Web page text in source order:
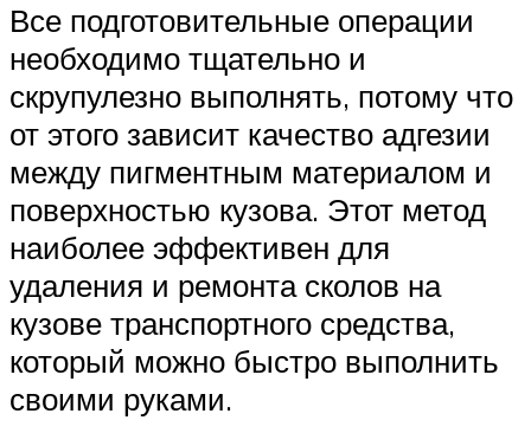
Все подготовительные операции
необходимо тщательно и
скрупулезно выполнять, потому что
от этого зависит качество адгезии
между пигментным материалом и
поверхностью кузова. Этот метод
наиболее эффективен для
удаления и ремонта сколов на
кузове транспортного средства,
который можно быстро выполнить
своими руками.